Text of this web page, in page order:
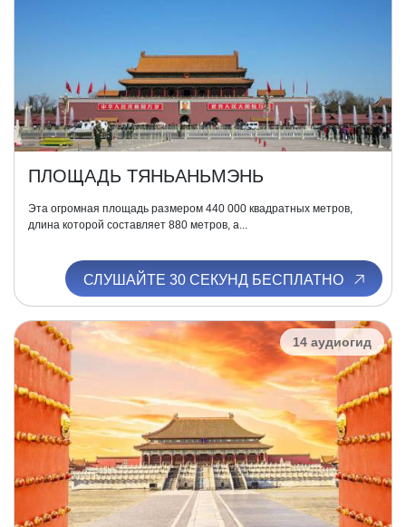
ПЛОЩАДЬ ТЯНЬАНЬМЭНЬ
Эта огромная площадь размером 440 000 квадратных метров,
длина которой составляет 880 метров, а...
СЛУШАЙТЕ 30 СЕКУНД БЕСПЛАТНО
14 аудиогид